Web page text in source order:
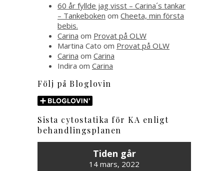
60 år fyllde jag visst – Carina´s tankar
– Tankeboken om Cheeta, min första
bebis.
Carina om Provat på OLW
Martina Cato om Provat på OLW
Carina om Carina
Indira om Carina
Följ på Bloglovin
Sista cytostatika för KA enligt
behandlingsplanen
Tiden går
14 mars, 2022